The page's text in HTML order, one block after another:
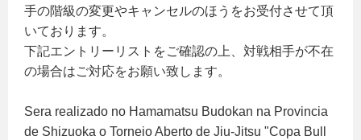
手の階級の変更やキャンセルのほうをお受付させて頂
いております。
下記エントリーリストをご確認の上、対戦相手が不在
の場合はご対応をお願い致します。
Sera realizado no Hamamatsu Budokan na Provincia
de Shizuoka o Torneio Aberto de Jiu-Jitsu "Copa Bull